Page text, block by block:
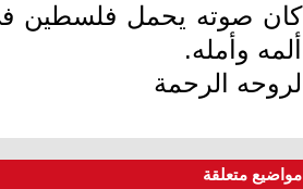
كان صوته يحمل فلسطين في
ألمه وأمله.
لروحه الرحمة
مواضيع متعلقة